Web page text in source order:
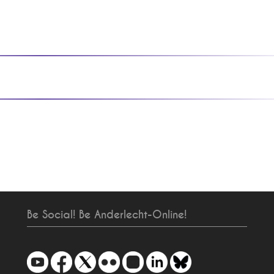
Be Social! Be Anderlecht-Online!